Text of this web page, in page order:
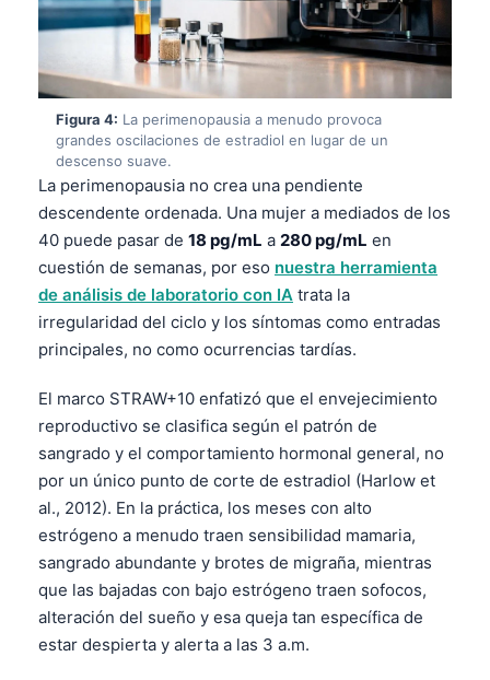
Figura 4: La perimenopausia a menudo provoca
grandes oscilaciones de estradiol en lugar de un
descenso suave.
La perimenopausia no crea una pendiente
descendente ordenada. Una mujer a mediados de los
40 puede pasar de 18 pg/mL a 280 pg/mL en
cuestión de semanas, por eso nuestra herramienta
de análisis de laboratorio con IA trata la
irregularidad del ciclo y los síntomas como entradas
principales, no como ocurrencias tardías.
El marco STRAW+10 enfatizó que el envejecimiento
reproductivo se clasifica según el patrón de
sangrado y el comportamiento hormonal general, no
por un único punto de corte de estradiol (Harlow et
al., 2012). En la práctica, los meses con alto
estrógeno a menudo traen sensibilidad mamaria,
sangrado abundante y brotes de migraña, mientras
que las bajadas con bajo estrógeno traen sofocos,
alteración del sueño y esa queja tan específica de
estar despierta y alerta a las 3 a.m.